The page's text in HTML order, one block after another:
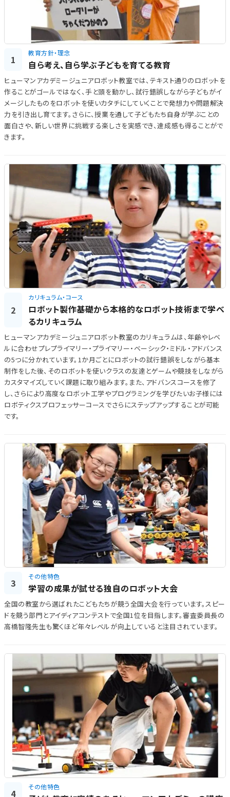
1
教育方針・理念
自ら考え、自ら学ぶ子どもを育てる教育
ヒューマンアカデミージュニアロボット教室では、テキスト通りのロボットを
作ることがゴールではなく、手と頭を動かし、試行錯誤しながら子どもがイ
メージしたものをロボットを使いカタチにしていくことで発想力や問題解決
力を引き出し育てます。さらに、授業を通して子どもたち自身が学ぶことの
面白さや、新しい世界に挑戦する楽しさを実感でき、達成感も得ることがで
きます。
2
カリキュラム・コース
ロボット製作基礎から本格的なロボット技術まで学べ
るカリキュラム
ヒューマンアカデミージュニアロボット教室のカリキュラムは、年齢やレベ
ルに合わせプレプライマリー・プライマリー・ベーシック・ミドル・アドバンス
の5つに分かれています。1か月ごとにロボットの試行錯誤をしながら基本
制作をした後、そのロボットを使いクラスの友達とゲームや競技をしながら
カスタマイズしていく課題に取り組みます。また、アドバンスコースを修了
し、さらにより高度なロボット工学やプログラミングを学びたいお子様には
ロボティクスプロフェッサーコースでさらにステップアップすることが可能
です。
3
その他特色
学習の成果が試せる独自のロボット大会
全国の教室から選ばれたこどもたちが競う全国大会を行っています。スピー
ドを競う部門とアイディアコンテストで全国1位を目指します。審査委員長の
高橋智隆先生も驚くほど年々レベルが向上していると注目されています。
4
その他特色